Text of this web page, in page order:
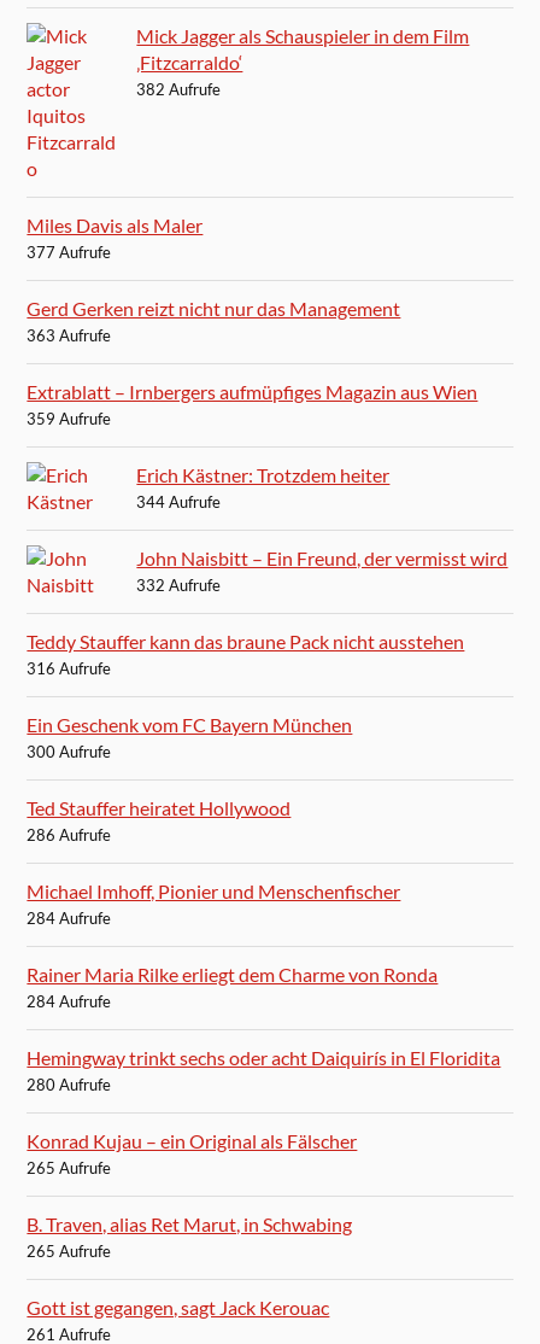
Mick Jagger als Schauspieler in dem Film
‚Fitzcarraldo‘
382 Aufrufe
Miles Davis als Maler
377 Aufrufe
Gerd Gerken reizt nicht nur das Management
363 Aufrufe
Extrablatt – Irnbergers aufmüpfiges Magazin aus Wien
359 Aufrufe
Erich Kästner: Trotzdem heiter
344 Aufrufe
John Naisbitt – Ein Freund, der vermisst wird
332 Aufrufe
Teddy Stauffer kann das braune Pack nicht ausstehen
316 Aufrufe
Ein Geschenk vom FC Bayern München
300 Aufrufe
Ted Stauffer heiratet Hollywood
286 Aufrufe
Michael Imhoff, Pionier und Menschenfischer
284 Aufrufe
Rainer Maria Rilke erliegt dem Charme von Ronda
284 Aufrufe
Hemingway trinkt sechs oder acht Daiquirís in El Floridita
280 Aufrufe
Konrad Kujau – ein Original als Fälscher
265 Aufrufe
B. Traven, alias Ret Marut, in Schwabing
265 Aufrufe
Gott ist gegangen, sagt Jack Kerouac
261 Aufrufe